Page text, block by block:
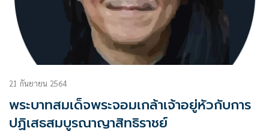
21 กันยายน 2564
พระบาทสมเด็จพระจอมเกล้าเจ้าอยู่หัวกับการ
ปฏิเสธสมบูรณาญาสิทธิราชย์